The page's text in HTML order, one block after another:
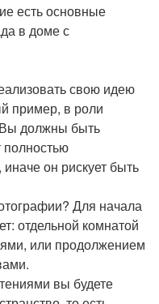
есть основные
в доме с
свою идею
пример, в роли
Вы должны быть
он рискует быть
Для начала
отдельной комнатой
или продолжением
вы будете